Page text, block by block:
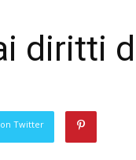
diritti
Twitter